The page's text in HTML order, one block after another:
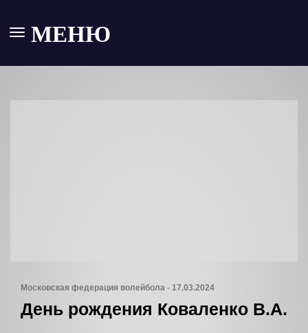
МЕНЮ
Московская федерация волейбола - 17.03.2024
День рождения Коваленко В.А.